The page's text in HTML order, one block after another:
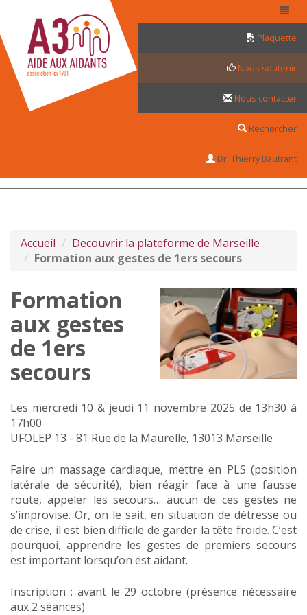
Plaquette
Nous soutenir
Nous contacter
Rechercher
Dr. Thierry Bautrant
Accueil
Decouvrir la plateforme de Marseille
Formation aux gestes de 1ers secours
Formation
aux gestes
de 1ers
secours
Les mercredi 10 & jeudi 11 novembre 2025 de 13h30 à
17h00
UFOLEP 13 - 81 Rue de la Maurelle, 13013 Marseille
Faire un massage cardiaque, mettre en PLS (position
latérale de sécurité), bien réagir face à une fausse
route, appeler les secours… aucun de ces gestes ne
s’improvise. Or, on le sait, en situation de détresse ou
de crise, il est bien difficile de garder la tête froide. C’est
pourquoi, apprendre les gestes de premiers secours
est important lorsqu’on est aidant.
Inscription : avant le 29 octobre (présence nécessaire
aux 2 séances)
Panneau de gestion des cookies